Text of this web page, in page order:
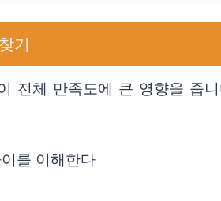
기
전체 만족도에 큰 영향을 줍
를 이해한다